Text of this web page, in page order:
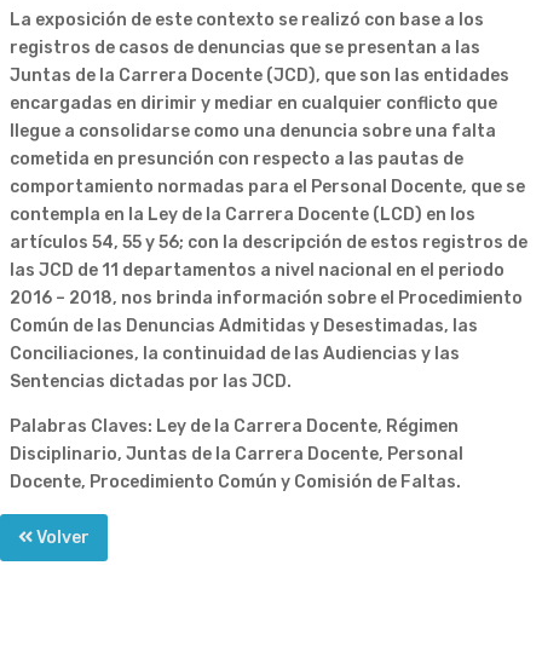
La exposición de este contexto se realizó con base a los
registros de casos de denuncias que se presentan a las
Juntas de la Carrera Docente (JCD), que son las entidades
encargadas en dirimir y mediar en cualquier conflicto que
llegue a consolidarse como una denuncia sobre una falta
cometida en presunción con respecto a las pautas de
comportamiento normadas para el Personal Docente, que se
contempla en la Ley de la Carrera Docente (LCD) en los
artículos 54, 55 y 56; con la descripción de estos registros de
las JCD de 11 departamentos a nivel nacional en el periodo
2016 – 2018, nos brinda información sobre el Procedimiento
Común de las Denuncias Admitidas y Desestimadas, las
Conciliaciones, la continuidad de las Audiencias y las
Sentencias dictadas por las JCD.
Palabras Claves: Ley de la Carrera Docente, Régimen
Disciplinario, Juntas de la Carrera Docente, Personal
Docente, Procedimiento Común y Comisión de Faltas.
Volver